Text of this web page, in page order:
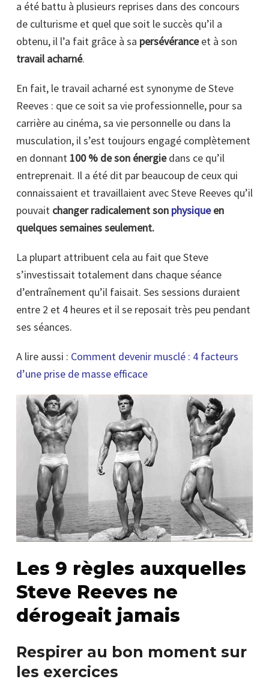
a été battu à plusieurs reprises dans des concours
de culturisme et quel que soit le succès qu’il a
obtenu, il l’a fait grâce à sa persévéranceet à son
travail acharné.
En fait, le travail acharné est synonyme de Steve
Reeves : que ce soit sa vie professionnelle, pour sa
carrière au cinéma, sa vie personnelle ou dans la
musculation, il s’est toujours engagé complètement
en donnant 100 % de son énergiedans ce qu’il
entreprenait. Il a été dit par beaucoup de ceux qui
connaissaient et travaillaient avec Steve Reeves qu’il
pouvait changer radicalement son physiqueen
quelques semaines seulement.
La plupart attribuent cela au fait que Steve
s’investissait totalement dans chaque séance
d’entraînement qu’il faisait. Ses sessions duraient
entre 2 et 4 heures et il se reposait très peu pendant
ses séances.
A lire aussi : Comment devenir musclé : 4 facteurs
d’une prise de masse efficace
Les 9 règles auxquelles
Steve Reeves ne
dérogeait jamais
Respirer au bon moment sur
les exercices